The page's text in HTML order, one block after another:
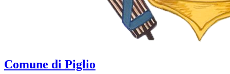
Comune di Piglio